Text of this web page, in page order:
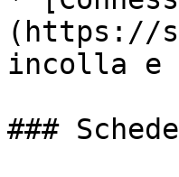
(https://
incolla e
### Schede